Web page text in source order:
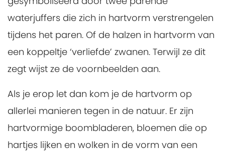
waterjuffers die zich in hartvorm verstrengelen
tijdens het paren. Of de halzen in hartvorm van
een koppeltje ‘verliefde’ zwanen. Terwijl ze dit
zegt wijst ze de voornbeelden aan.
Als je erop let dan kom je de hartvorm op
allerlei manieren tegen in de natuur. Er zijn
hartvormige boombladeren, bloemen die op
hartjes lijken en wolken in de vorm van een